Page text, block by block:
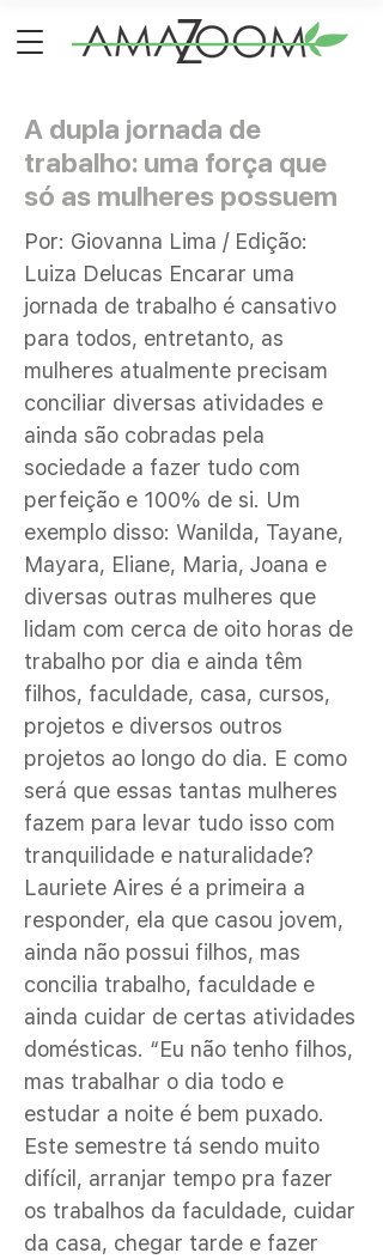
A dupla jornada de
trabalho: uma força que
só as mulheres possuem
Por: Giovanna Lima / Edição:
Luiza Delucas Encarar uma
jornada de trabalho é cansativo
para todos, entretanto, as
mulheres atualmente precisam
conciliar diversas atividades e
ainda são cobradas pela
sociedade a fazer tudo com
perfeição e 100% de si. Um
exemplo disso: Wanilda, Tayane,
Mayara, Eliane, Maria, Joana e
diversas outras mulheres que
lidam com cerca de oito horas de
trabalho por dia e ainda têm
filhos, faculdade, casa, cursos,
projetos e diversos outros
projetos ao longo do dia. E como
será que essas tantas mulheres
fazem para levar tudo isso com
tranquilidade e naturalidade?
Lauriete Aires é a primeira a
responder, ela que casou jovem,
ainda não possui filhos, mas
concilia trabalho, faculdade e
ainda cuidar de certas atividades
domésticas. “Eu não tenho filhos,
mas trabalhar o dia todo e
estudar a noite é bem puxado.
Este semestre tá sendo muito
difícil, arranjar tempo pra fazer
os trabalhos da faculdade, cuidar
da casa, chegar tarde e fazer